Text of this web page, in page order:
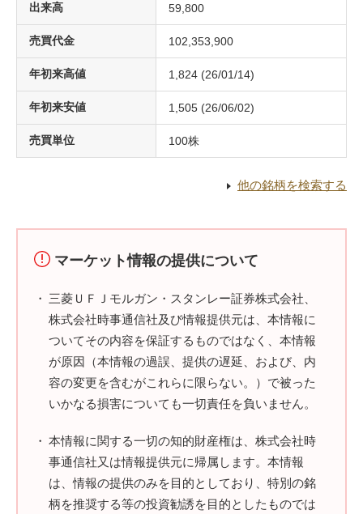
出来高 59,800
売買代金 102,353,900
年初来高値 1,824 (26/01/14)
年初来安値 1,505 (26/06/02)
売買単位 100株
他の銘柄を検索する
マーケット情報の提供について
三菱ＵＦＪモルガン・スタンレー証券株式会社、
株式会社時事通信社及び情報提供元は、本情報に
ついてその内容を保証するものではなく、本情報
が原因（本情報の過誤、提供の遅延、および、内
容の変更を含むがこれらに限らない。）で被った
いかなる損害についても一切責任を負いません。
本情報に関する一切の知的財産権は、株式会社時
事通信社又は情報提供元に帰属します。本情報
は、情報の提供のみを目的としており、特別の銘
柄を推奨する等の投資勧誘を目的としたものでは